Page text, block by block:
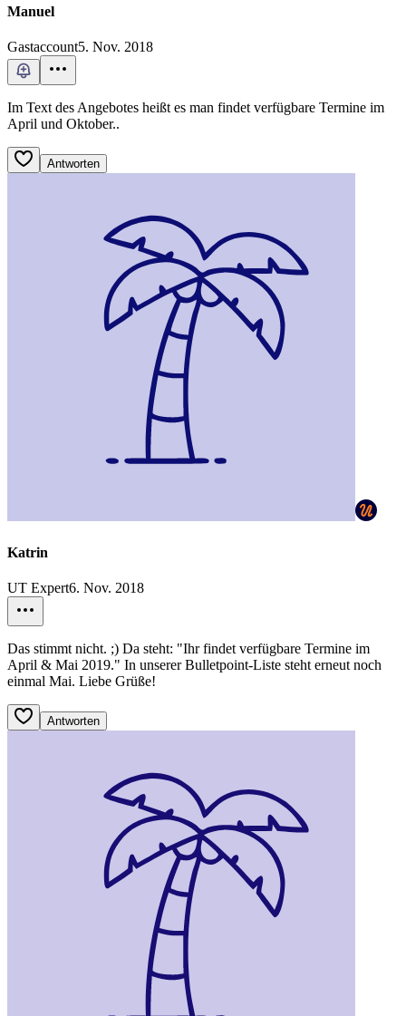
Manuel
Gastaccount5. Nov. 2018
Im Text des Angebotes heißt es man findet verfügbare Termine im
April und Oktober..
Antworten
Katrin
UT Expert6. Nov. 2018
Das stimmt nicht. ;) Da steht: "Ihr findet verfügbare Termine im
April & Mai 2019." In unserer Bulletpoint-Liste steht erneut noch
einmal Mai. Liebe Grüße!
Antworten